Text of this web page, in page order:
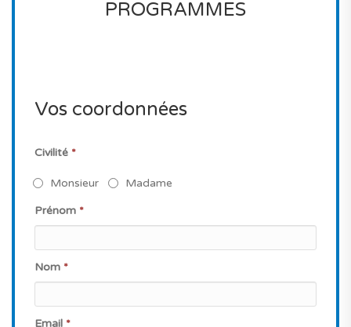
PROGRAMMES
Vos coordonnées
Civilité *
Monsieur Madame
Prénom *
Nom *
Email *